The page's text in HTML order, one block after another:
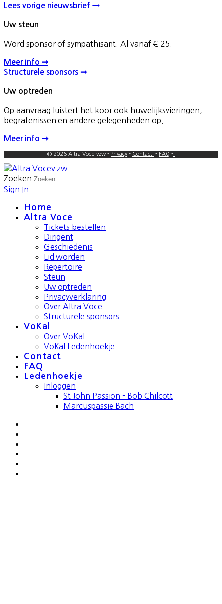
Lees vorige nieuwsbrief →
Uw steun
Word sponsor of sympathisant. Al vanaf € 25.
Meer info ➞
Structurele sponsors ➞
Uw optreden
Op aanvraag luistert het koor ook huwelijksvieringen,
begrafenissen en andere gelegenheden op.
Meer info ➞
© 2026 Altra Voce vzw - Privacy - Contact - FAQ -
Zoeken
Sign In
Home
Altra Voce
Tickets bestellen
Dirigent
Geschiedenis
Lid worden
Repertoire
Steun
Uw optreden
Privacyverklaring
Over Altra Voce
Structurele sponsors
VoKal
Over VoKal
VoKal Ledenhoekje
Contact
FAQ
Ledenhoekje
Inloggen
St John Passion - Bob Chilcott
Marcuspassie Bach